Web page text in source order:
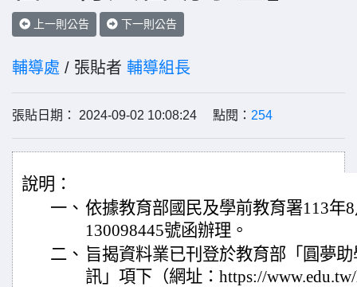
上一則公告 下一則公告
輔導處 / 張貼者 輔導組長
張貼日期： 2024-09-02 10:08:24 點閱： 254
說明：
一、 依據教育部國民及學前教育署113年
130098445號函辦理。
二、 旨揭資料業已刊登於教育部「圓夢
訊」項下（網址：https://